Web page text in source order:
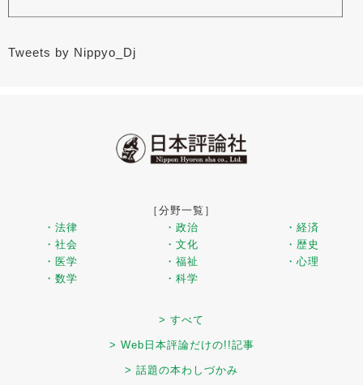
Tweets by Nippyo_Dj
［分野一覧］
・法律
・政治
・経済
・社会
・文化
・歴史
・医学
・福祉
・心理
・数学
・科学
> すべて
> Web日本評論だけの!!記事
> 話題の本わしづかみ